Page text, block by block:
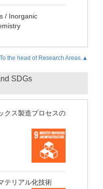
/ Inorganic
To the head of Research Areas.▲
SDGs
クス製造プロセスの
テリアル化技術